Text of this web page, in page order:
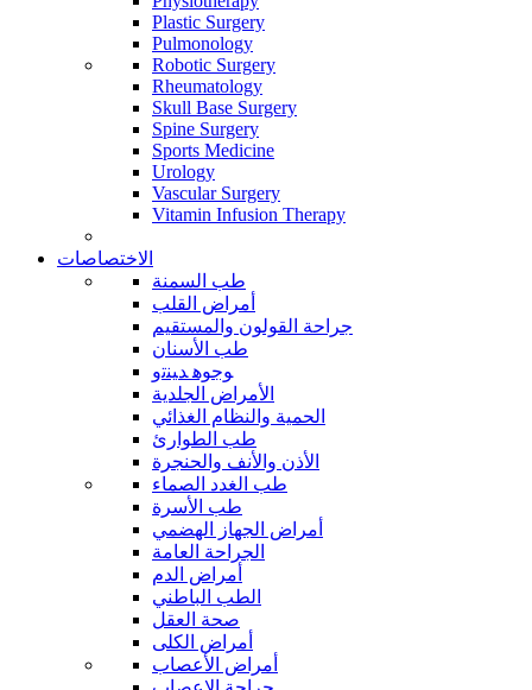
Plastic Surgery
Pulmonology
Robotic Surgery
Rheumatology
Skull Base Surgery
Spine Surgery
Sports Medicine
Urology
Vascular Surgery
Vitamin Infusion Therapy
الاختصاصات
طب السمنة
أمراض القلب
جراحة القولون والمستقيم
طب الأسنان
ﻮﺟﻮﻫ ﺪﻴﻨﺗﻭ
الأمراض الجلدية
الحمية والنظام الغذائي
طب الطوارئ
الأذن والأنف والحنجرة
طب الغدد الصماء
طب الأسرة
أمراض الجهاز الهضمي
الجراحة العامة
أمراض الدم
الطب الباطني
صحة العقل
أمراض الكلى
أمراض الأعصاب